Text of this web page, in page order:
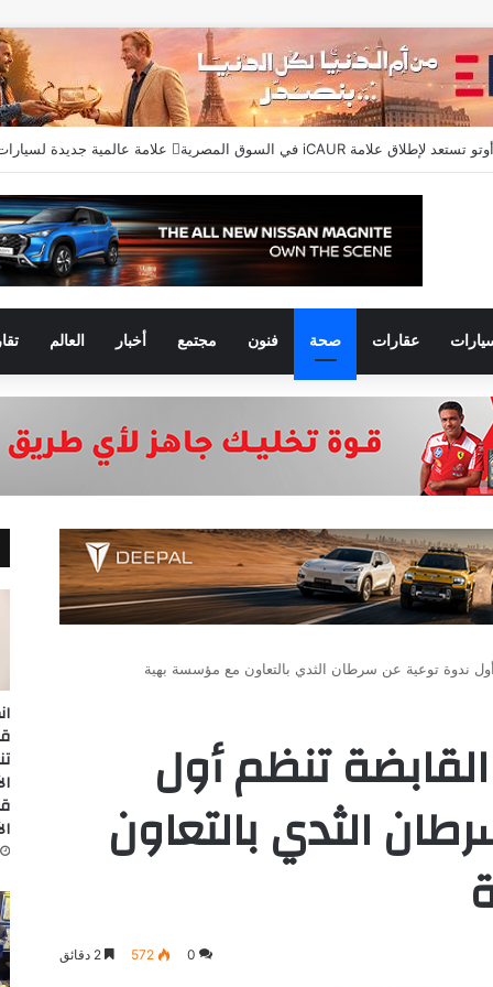
عقارات صحة فنون مجتمع أخبار العالم
ندوة توعية عن سرطان الثدي بالتعاون مع مؤسسة بهية
تنظم أول
الثدي بالتعاون
0
572